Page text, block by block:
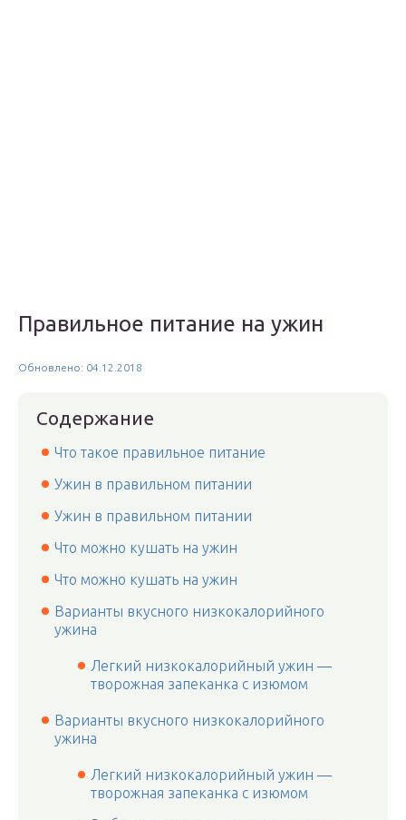
Правильное питание на ужин
Обновлено: 04.12.2018
Содержание
Что такое правильное питание
Ужин в правильном питании
Ужин в правильном питании
Что можно кушать на ужин
Что можно кушать на ужин
Варианты вкусного низкокалорийного
ужина
Легкий низкокалорийный ужин —
творожная запеканка с изюмом
Варианты вкусного низкокалорийного
ужина
Легкий низкокалорийный ужин —
творожная запеканка с изюмом